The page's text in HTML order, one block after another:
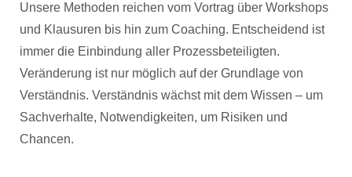
Unsere Methoden reichen vom Vortrag über Workshops
und Klausuren bis hin zum Coaching. Entscheidend ist
immer die Einbindung aller Prozessbeteiligten.
Veränderung ist nur möglich auf der Grundlage von
Verständnis. Verständnis wächst mit dem Wissen – um
Sachverhalte, Notwendigkeiten, um Risiken und
Chancen.